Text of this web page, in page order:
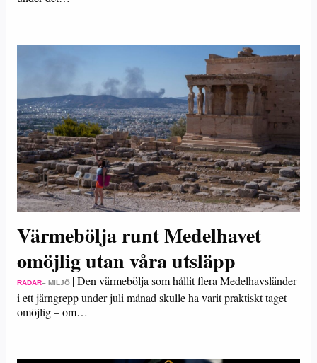
Värmebölja runt Medelhavet
omöjlig utan våra utsläpp
RADAR– MILJÖ |Den värmebölja som hållit flera Medelhavsländer
i ett järngrepp under juli månad skulle ha varit praktiskt taget
omöjlig – om…